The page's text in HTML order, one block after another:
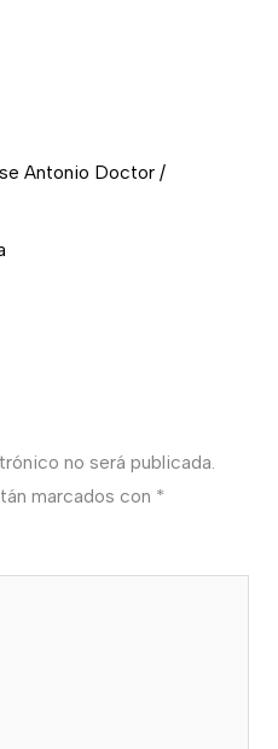
Antonio Doctor /
no será publicada.
marcados con *